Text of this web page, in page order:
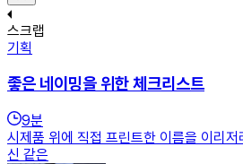
스크랩
기획
좋은 네이밍을 위한 체크리스트
9분
시제품 위에 직접 프린트한 이름을 이리
신 같은